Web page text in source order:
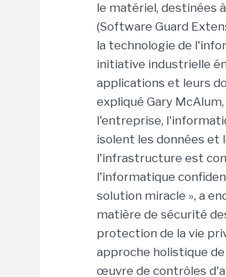
le matériel, destinées
(Software Guard
la technologie de
initiative industrielle
applications et leurs
expliqué Gary
l'entreprise,
isolent les données et
l'infrastructure est
l'informatique
solution miracle », a
matière de sécurité
protection de la vie
approche holistique
œuvre de contrôles